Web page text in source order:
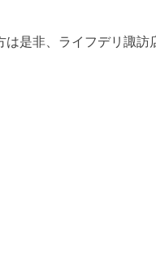
是非、ライフデリ諏訪